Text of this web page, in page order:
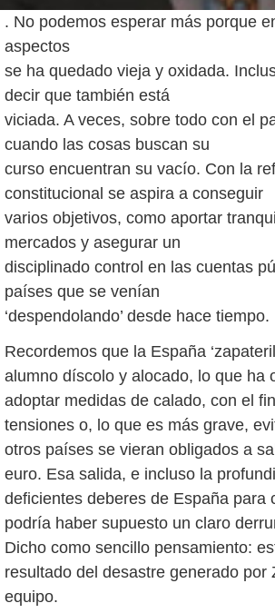
. No podemos esperar más porque
aspectos
se ha quedado vieja y oxidada.
decir que también está
viciada. A veces, sobre todo con el
cuando las cosas buscan su
curso encuentran su vacío. Con la
constitucional se aspira a conseguir
varios objetivos, como aportar
mercados y asegurar un
disciplinado control en las cuentas
países que se venían
‘despendolando’ desde hace tiempo.
Recordemos que la España
alumno díscolo y alocado, lo que ha
adoptar medidas de calado, con el
tensiones o, lo que es más grave,
otros países se vieran obligados a
euro. Esa salida, e incluso la
deficientes deberes de España para
podría haber supuesto un claro
Dicho como sencillo pensamiento:
resultado del desastre generado por
equipo.